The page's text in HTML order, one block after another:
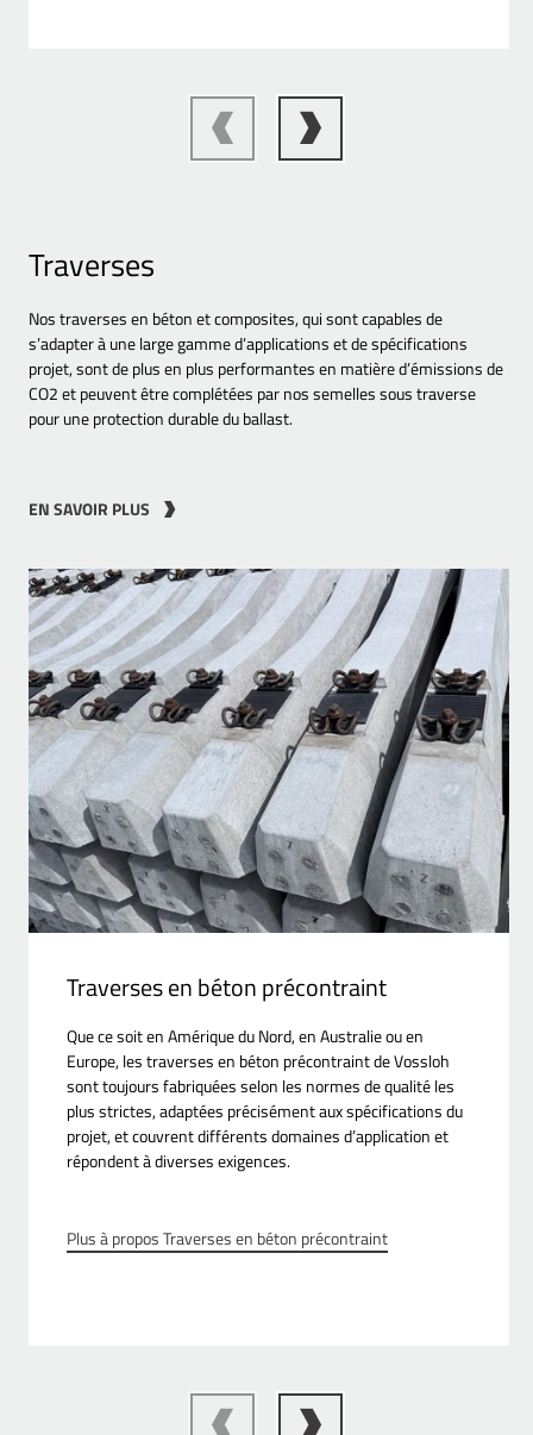
Traverses
Nos traverses en béton et composites, qui sont capables de
s’adapter à une large gamme d’applications et de spécifications
projet, sont de plus en plus performantes en matière d’émissions de
CO2 et peuvent être complétées par nos semelles sous traverse
pour une protection durable du ballast.
EN SAVOIR PLUS
Traverses en béton précontraint
Que ce soit en Amérique du Nord, en Australie ou en
Europe, les traverses en béton précontraint de Vossloh
sont toujours fabriquées selon les normes de qualité les
plus strictes, adaptées précisément aux spécifications du
projet, et couvrent différents domaines d’application et
répondent à diverses exigences.
Plus à propos Traverses en béton précontraint